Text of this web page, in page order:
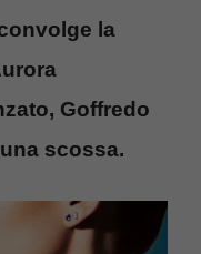
la
Goffredo
scossa.